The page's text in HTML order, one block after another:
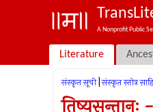
A Nonprofit Public
Literature
संस्कृत सूची संस्कृत स्तोत्र